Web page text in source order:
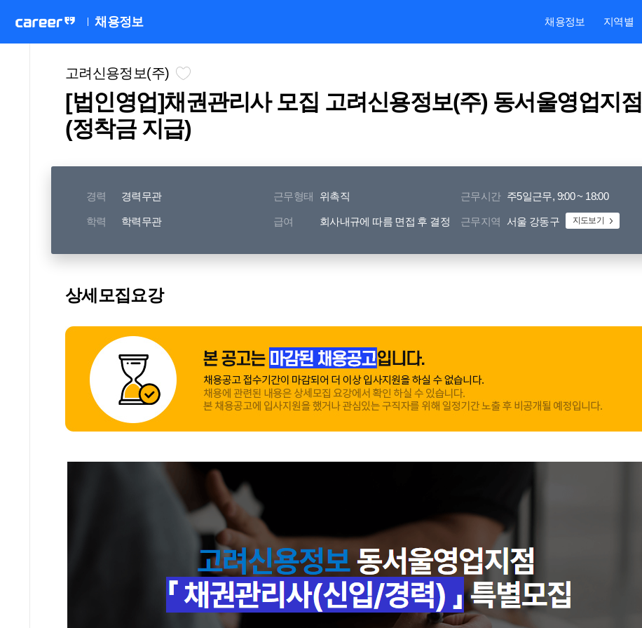
채용정보 채용정보 지역별
고려신용정보(주)
[법인영업]채권관리사 모집 고려신용정보(주) 동서울영업지점
(정착금 지급)
경력 경력무관 근무형태 위촉직 근무시간 주5일근무, 9:00 ~ 18:00
학력 학력무관 급여 회사내규에 따름 면접 후 결정 근무지역 서울 강동구 지도보기
상세모집요강